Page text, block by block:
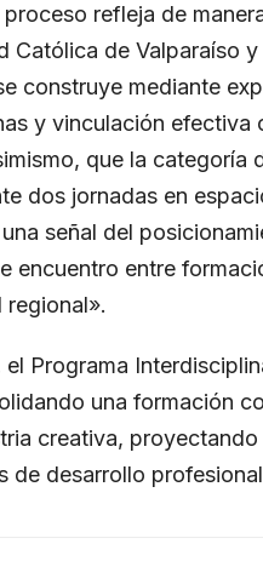
refleja de
Católica de Valparaíso
construye mediante
y vinculación efectiva
que la categoría
dos jornadas en
señal del
encuentro entre
regional».
Programa
una formación
creativa,
de desarrollo